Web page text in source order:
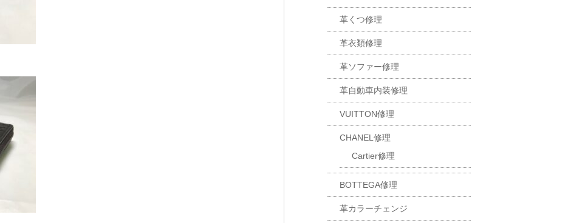
革くつ修理
革衣類修理
革ソファー修理
革自動車内装修理
VUITTON修理
CHANEL修理
Cartier修理
BOTTEGA修理
革カラーチェンジ